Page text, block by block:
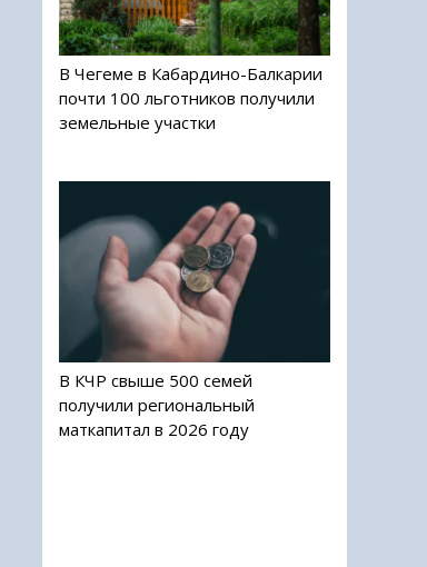
В Чегеме в Кабардино-Балкарии
почти 100 льготников получили
земельные участки
В КЧР свыше 500 семей
получили региональный
маткапитал в 2026 году